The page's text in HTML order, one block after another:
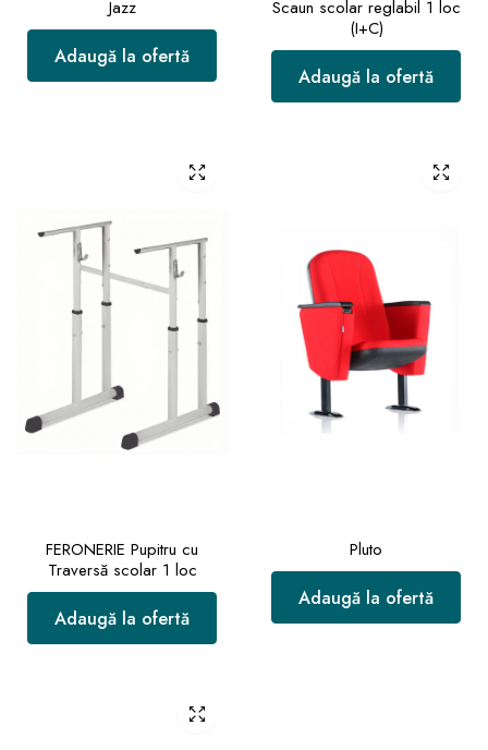
Jazz
Adaugă la ofertă
Scaun scolar reglabil 1 loc
(I+C)
Adaugă la ofertă
FERONERIE Pupitru cu
Traversă scolar 1 loc
Adaugă la ofertă
Pluto
Adaugă la ofertă